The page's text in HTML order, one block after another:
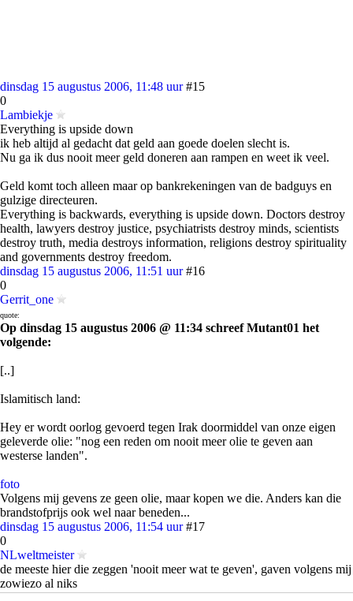
dinsdag 15 augustus 2006, 11:48 uur #15
0
Lambiekje
Everything is upside down
ik heb altijd al gedacht dat geld aan goede doelen slecht is.
Nu ga ik dus nooit meer geld doneren aan rampen en weet ik veel.
Geld komt toch alleen maar op bankrekeningen van de badguys en
gulzige directeuren.
Everything is backwards, everything is upside down. Doctors destroy
health, lawyers destroy justice, psychiatrists destroy minds, scientists
destroy truth, media destroys information, religions destroy spirituality
and governments destroy freedom.
dinsdag 15 augustus 2006, 11:51 uur #16
0
Gerrit_one
quote:
Op dinsdag 15 augustus 2006 @ 11:34 schreef Mutant01 het
volgende:
[..]
Islamitisch land:
Hey er wordt oorlog gevoerd tegen Irak doormiddel van onze eigen
geleverde olie: "nog een reden om nooit meer olie te geven aan
westerse landen".
foto
Volgens mij gevens ze geen olie, maar kopen we die. Anders kan die
brandstofprijs ook wel naar beneden...
dinsdag 15 augustus 2006, 11:54 uur #17
0
NLweltmeister
de meeste hier die zeggen 'nooit meer wat te geven', gaven volgens mij
zowiezo al niks